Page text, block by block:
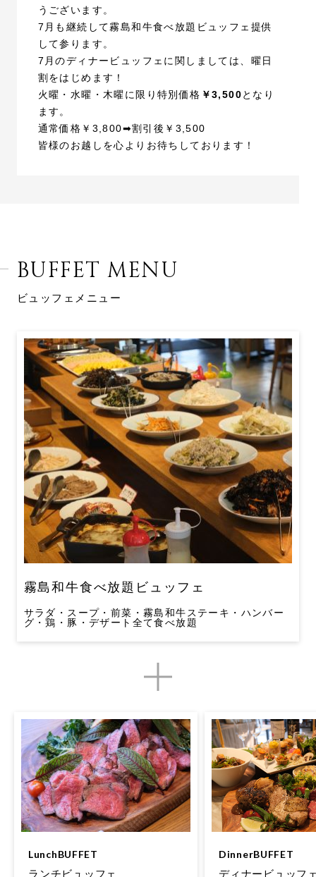
うございます。
7月も継続して霧島和牛食べ放題ビュッフェ提供
して参ります。
7月のディナービュッフェに関しましては、曜日
割をはじめます！
火曜・水曜・木曜に限り特別価格 ￥3,500となり
ます。
通常価格￥3,800➡割引後￥3,500
皆様のお越しを心よりお待ちしております！
BUFFET MENU
ビュッフェメニュー
霧島和牛食べ放題ビュッフェ
サラダ・スープ・前菜・霧島和牛ステーキ・ハンバー
グ・鶏・豚・デザート全て食べ放題
LunchBUFFET
ランチビュッフェ
DinnerBUFFET
ディナービュッフ